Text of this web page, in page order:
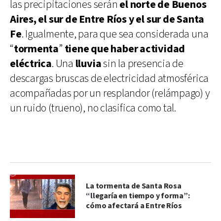
las precipitaciones serán el norte de Buenos
Aires, el sur de Entre Ríos y el sur de Santa
Fe. Igualmente, para que sea considerada una
“tormenta” tiene que haber actividad
eléctrica. Una lluviasin la presencia de
descargas bruscas de electricidad atmosférica
acompañadas por un resplandor (relámpago) y
un ruido (trueno), no clasifica como tal.
La tormenta de Santa Rosa
“llegaría en tiempo y forma”:
cómo afectará a Entre Ríos